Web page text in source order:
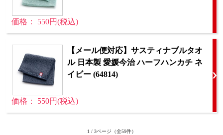
価格： 550円(税込)
【メール便対応】サスティナブルタオ
ル 日本製 愛媛今治 ハーフハンカチ ネ
イビー (64814)
価格： 550円(税込)
1 / 3ページ （全59件）